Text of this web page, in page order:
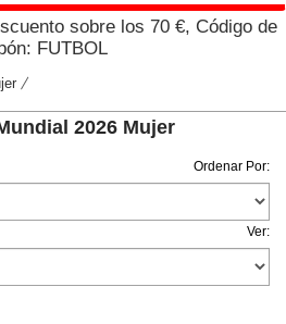
sobre los 70 €, Código de
FUTBOL
2026 Mujer
Ordenar Por:
Ver: